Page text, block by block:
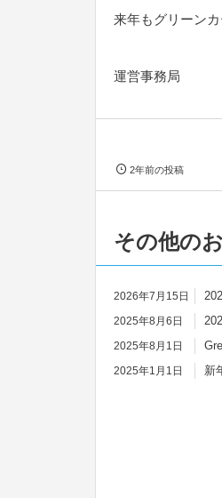
来年もグリーン
運営事務局
2年前の投稿
その他の
2026年7月15日
2025年8月6日
2025年8月1日
2025年1月1日 新